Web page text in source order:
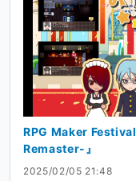
2025/02/05 21:48
RPG Maker
Remaster-』